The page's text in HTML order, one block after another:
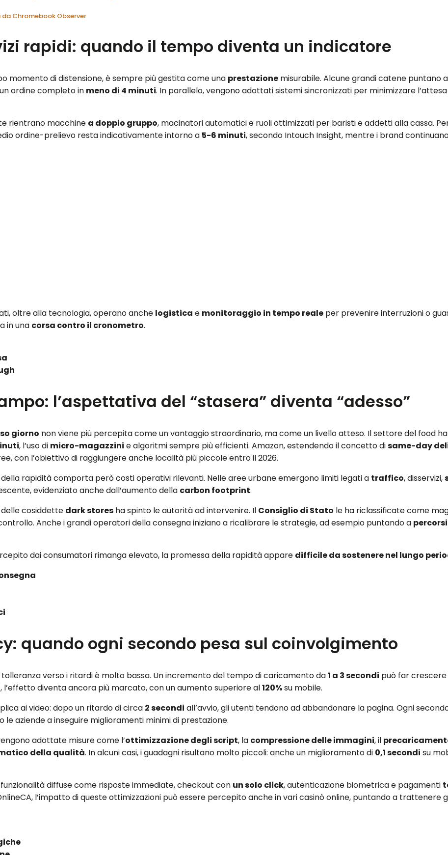
da Chromebook Observer
rapidi: quando il tempo diventa un indicatore
momento di distensione, è sempre più gestita come una prestazione misurabile. Alcune grandi catene puntano
ordine completo in meno di 4 minuti. In parallelo, vengono adottati sistemi sincronizzati per minimizzare
rientrano macchine a doppio gruppo, macinatori automatici e ruoli ottimizzati per baristi e addetti alla cassa.
ordine-prelievo resta indicativamente intorno a 5-6 minuti, secondo Intouch Insight, mentre i brand
oltre alla tecnologia, operano anche logistica e monitoraggio in tempo reale per prevenire interruzioni o
in una corsa contro il cronometro.
l’aspettativa del “stasera” diventa “adesso”
giorno non viene più percepita come un vantaggio straordinario, ma come un livello atteso. Il settore del food
, l’uso di micro-magazzini e algoritmi sempre più efficienti. Amazon, estendendo il concetto disame-day
con l’obiettivo di raggiungere anche località più piccole entro il 2026.
rapidità comporta però costi operativi rilevanti. Nelle aree urbane emergono limiti legati a traffico, disservizi,
evidenziato anche dall’aumento della carbon footprint.
delle cosiddette dark stores ha spinto le autorità ad intervenire. Il Consiglio di Stato le ha riclassificate come
Anche i grandi operatori della consegna iniziano a ricalibrare le strategie, ad esempio puntando a
dai consumatori rimanga elevato, la promessa della rapidità appare difficile da sostenere nel lungo
quando ogni secondo pesa sul coinvolgimento
verso i ritardi è molto bassa. Un incremento del tempo di caricamento da1 a 3 secondi può far
, l’effetto diventa ancora più marcato, con un aumento superiore al120%su mobile.
ai video: dopo un ritardo di circa 2 secondi all’avvio, gli utenti tendono ad abbandonare la pagina. Ogni
le aziende a inseguire miglioramenti minimi di prestazione.
adottate misure come l’ottimizzazione degli script, la compressione delle immagini, il
della qualità. In alcuni casi, i guadagni risultano molto piccoli: anche un miglioramento di 0,1 secondi su
diffuse come risposte immediate, checkout con un solo click, autenticazione biometrica e pagamenti
l’impatto di queste ottimizzazioni può essere percepito anche in vari casinò online, puntando a trattenere